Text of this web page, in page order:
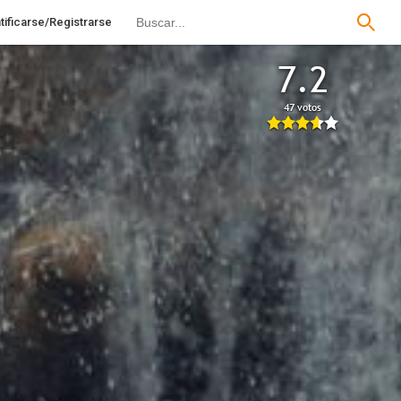
Registrarse
7.2
47 votos